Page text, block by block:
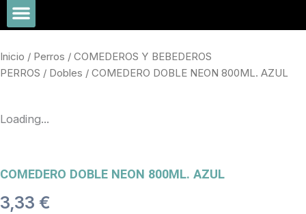
Inicio / Perros / COMEDEROS Y BEBEDEROS
PERROS / Dobles / COMEDERO DOBLE NEON 800ML. AZUL
Loading...
COMEDERO DOBLE NEON 800ML. AZUL
3,33 €